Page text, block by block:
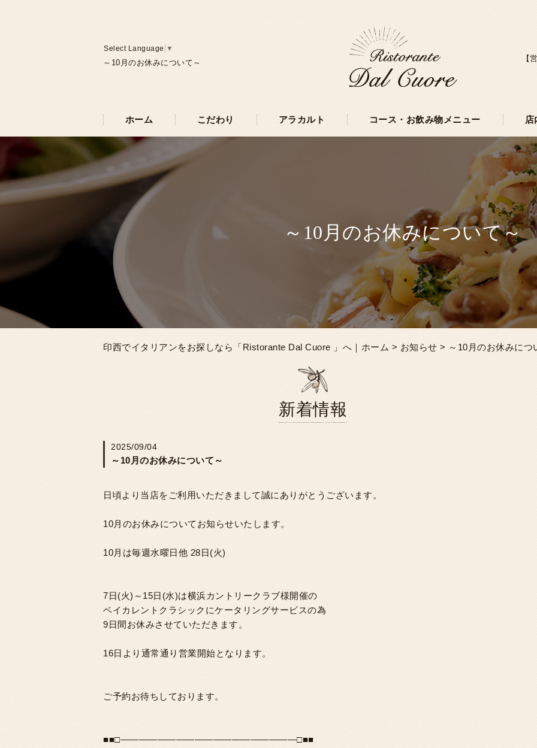
Select Language ▼
～10月のお休みについて～ 【
ホーム こだわり アラカルト コース・お飲み物メニュー 店
～10月のお休みについて～
印西でイタリアンをお探しなら「Ristorante Dal Cuore 」へ｜ホーム > お知らせ > ～10月のお休みにつ
新着情報
2025/09/04
～10月のお休みについて～
日頃より当店をご利用いただきまして誠にありがとうございます。
10月のお休みについてお知らせいたします。
10月は毎週水曜日他 28日(火)
7日(火)～15日(水)は横浜カントリークラブ様開催の
ベイカレントクラシックにケータリングサービスの為
9日間お休みさせていただきます。
16日より通常通り営業開始となります。
ご予約お待ちしております。
■■□―――――――――――――――――――□■■